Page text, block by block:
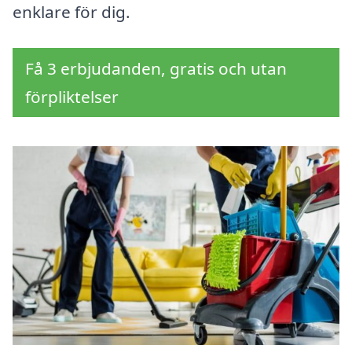
enklare för dig.
Få 3 erbjudanden, gratis och utan
förpliktelser